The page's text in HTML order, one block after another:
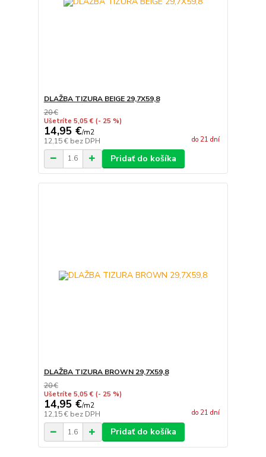
DLAŽBA TIZURA BEIGE 29,7X59,8
20 €
Ušetríte 5,05 € (- 25 %)
14,95 €/m2
12,15 € bez DPH do 21 dní
Pridať do košíka
DLAŽBA TIZURA BROWN 29,7X59,8
20 €
Ušetríte 5,05 € (- 25 %)
14,95 €/m2
12,15 € bez DPH do 21 dní
Pridať do košíka